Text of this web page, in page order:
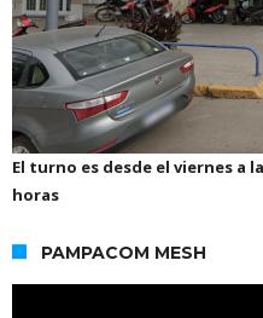
El turno es desde el viernes a
horas
PAMPACOM MESH